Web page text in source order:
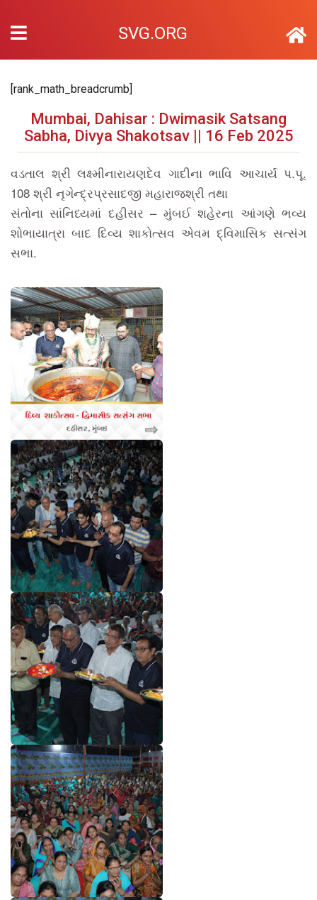
SVG.ORG
[rank_math_breadcrumb]
Mumbai, Dahisar : Dwimasik Satsang
Sabha, Divya Shakotsav || 16 Feb 2025
વડતાલ શ્રી લક્ષ્મીનારાયણદેવ ગાદીના ભાવિ આચાર્ય પ.પૂ.
108 શ્રી નૃગેન્દ્રપ્રસાદજી મહારાજશ્રી તથા
સંતોના સાંનિધ્યમાં દહીસર – મુંબઈ શહેરના આંગણે ભવ્ય
શોભાયાત્રા બાદ દિવ્ય શાકોત્સવ એવમ દ્વિમાસિક સત્સંગ
સભા.